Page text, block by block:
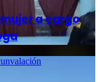
a cargo